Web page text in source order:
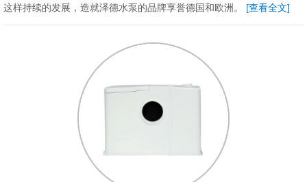
这样持续的发展，造就泽德水泵的品牌享誉德国和欧洲。 [查看全文]